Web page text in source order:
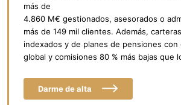
más de
4.860 M€ gestionados, asesorados o
más de 149 mil clientes. Además,
indexados y de planes de pensiones con
global y comisiones 80 % más bajas que
Darme de alta